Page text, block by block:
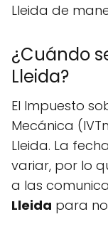
Lleida de
¿Cuándo
Lleida?
El Impuesto
Mecánica
Lleida. La
variar, por lo
a las
Lleida para